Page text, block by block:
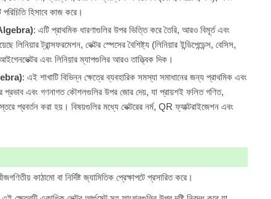
হিসাবে কাজ করে।
: এটি প্রাথমিক ধারণাগুলির উপর ভিত্তি করে তৈরি, আরও বিমূর্ত এবং
ট্রান্সফরমেশন, ভেক্টর স্পেসের বৈশিষ্ট্য (লিনিয়ার ইন্ডিপেন্ডেন্স, বেসিস,
এবং লিনিয়ার ম্যাপগুলির আরও তাত্ত্বিক দিক।
: এই শাখাটি বিভিন্ন ক্ষেত্রে ব্যবহারিক সমস্যা সমাধানের জন্য প্রাথমিক এবং
প্রভাব এবং গণনাগত কৌশলগুলির উপর জোর দেয়, যা প্রায়শই ফলিত গণিত,
প্রবর্তন করা হয়। বিষয়গুলির মধ্যে ভেক্টরের নর্ম, QR ফ্যাক্টরাইজেশন এবং
কাঠামো বা নির্দিষ্ট জ্যামিতিক প্রেক্ষাপটে প্রসারিত করে।